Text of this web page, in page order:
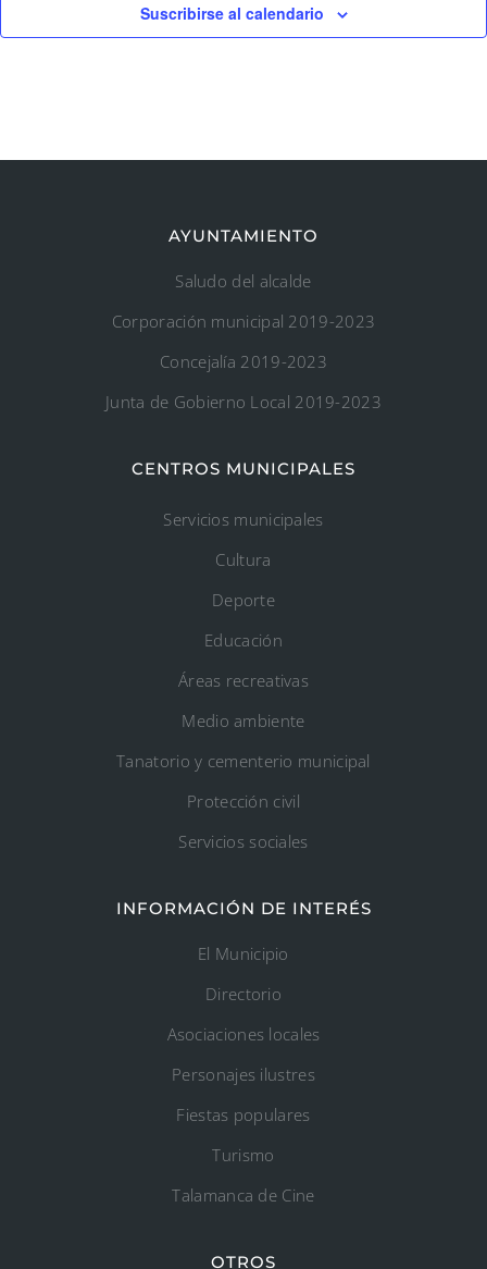
Suscribirse al calendario
AYUNTAMIENTO
Saludo del alcalde
Corporación municipal 2019-2023
Concejalía 2019-2023
Junta de Gobierno Local 2019-2023
CENTROS MUNICIPALES
Servicios municipales
Cultura
Deporte
Educación
Áreas recreativas
Medio ambiente
Tanatorio y cementerio municipal
Protección civil
Servicios sociales
INFORMACIÓN DE INTERÉS
El Municipio
Directorio
Asociaciones locales
Personajes ilustres
Fiestas populares
Turismo
Talamanca de Cine
OTROS